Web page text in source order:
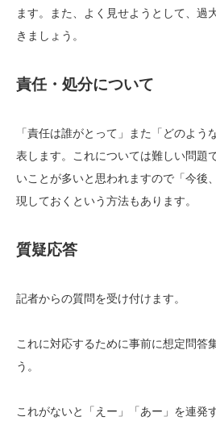
ます。また、よく見せようとして、過
きましょう。
責任・処分について
「責任は誰がとって」また「どのよう
表します。これについては難しい問題
いことが多いと思われますので「今後
現しておくという方法もあります。
質疑応答
記者からの質問を受け付けます。
これに対応するために事前に想定問答
う。
これがないと「えー」「あー」を連発